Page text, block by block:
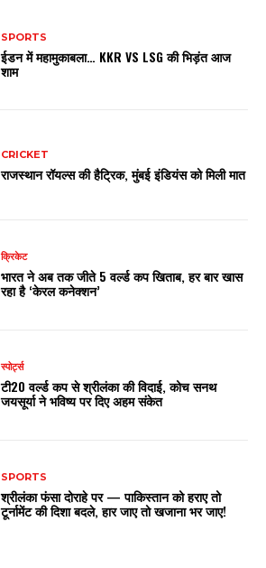
SPORTS
ईडन में महामुकाबला… KKR VS LSG की भिड़ंत आज
शाम
CRICKET
राजस्थान रॉयल्स की हैट्रिक, मुंबई इंडियंस को मिली मात
क्रिकेट
भारत ने अब तक जीते 5 वर्ल्ड कप खिताब, हर बार खास
रहा है ‘केरल कनेक्शन’
स्पोर्ट्स
टी20 वर्ल्ड कप से श्रीलंका की विदाई, कोच सनथ
जयसूर्या ने भविष्य पर दिए अहम संकेत
SPORTS
श्रीलंका फंसा दोराहे पर — पाकिस्तान को हराए तो
टूर्नामेंट की दिशा बदले, हार जाए तो खजाना भर जाए!